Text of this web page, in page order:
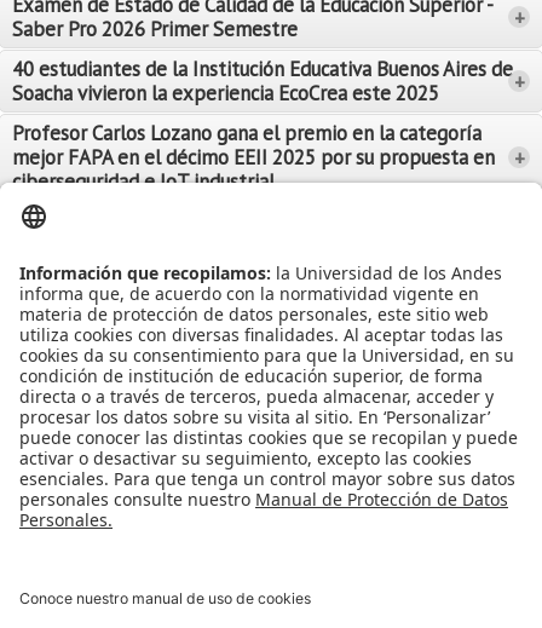
Leer Más
Leer Más
Leer Más
Leer Más
Saber Pro 2026 Primer Semestre
+
Leer Más
40 estudiantes de la Institución Educativa Buenos Aires de
Soacha vivieron la experiencia EcoCrea este 2025
+
Leer Más
Profesor Carlos Lozano gana el premio en la categoría
mejor FAPA en el décimo EEII 2025 por su propuesta en
ciberseguridad e IoT industrial
+
Leer Más
Ver más Noticias...
Ver más Eventos...
Apoyo Financiero
Reconocimiento como Universidad: Decreto 1297 del 30 de mayo de